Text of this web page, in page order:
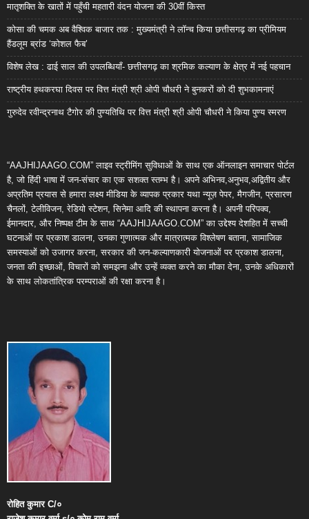
मातृशक्ति के खातों में पहुँची महतारी वंदन योजना की 30वीं किस्त
कोसा की चमक अब वैश्विक बाजार तक : मुख्यमंत्री ने लॉन्च किया छत्तीसगढ़ का प्रीमियम
हैंडलूम ब्रांड ‘कोशल फैब’
विशेष लेख : ढाई साल की उपलब्धियाँ- छत्तीसगढ़ का श्रमिक कल्याण के क्षेत्र में नई पहचान
राष्ट्रीय हथकरघा दिवस पर वित्त मंत्री श्री ओपी चौधरी ने बुनकरों को दी शुभकामनाएं
गुरुदेव रवीन्द्रनाथ टैगोर की पुण्यतिथि पर वित्त मंत्री श्री ओपी चौधरी ने किया पुण्य स्मरण
“AAJHIJAAGO.COM” लाइव स्ट्रीमिंग सुविधाओं के साथ एक ऑनलाइन समाचार पोर्टल
है, जो हिंदी भाषा में जन-संचार का एक सशक्त स्तम्भ है। अपने अभिनव,अनुभव,अद्वितीय और
अप्रतिम प्रयास से हमारा लक्ष्य मीडिया के व्यापक प्रकार यथा न्यूज़ पेपर, मैगजीन, प्रसारण
चैनलों, टेलीविजन, रेडियो स्टेशन, सिनेमा आदि की स्थापना करना है। अपनी परिपक्व,
ईमानदार, और निष्पक्ष टीम के साथ “AAJHIJAAGO.COM” का उद्देश्य देशहित में सच्ची
घटनाओं पर प्रकाश डालना, उनका गुणात्मक और मात्रात्मक विश्लेषण बताना, सामाजिक
समस्याओं को उजागर करना, सरकार की जन-कल्याणकारी योजनाओं पर प्रकाश डालना,
जनता की इच्छाओं, विचारों को समझना और उन्हें व्यक्त करने का मौका देना, उनके अधिकारों
के साथ लोकतांत्रिक परम्पराओं की रक्षा करना है।
रोहित कुमारC/०